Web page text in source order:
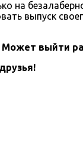
на
выпуск
Может выйти